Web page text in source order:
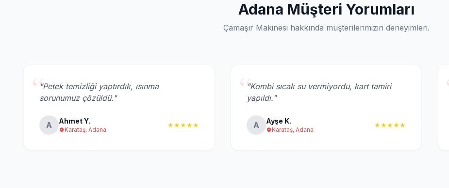
Adana Müşteri Yorumları
Çamaşır Makinesi hakkında müşterilerimizin deneyimleri.
“"Petek temizliği yaptırdık, ısınma
sorunumuz çözüldü."
A Ahmet Y.
Karataş, Adana
★★★★★
“"Kombi sıcak su vermiyordu, kart tamiri
yapıldı."
A Ayşe K.
Karataş, Adana
★★★★★